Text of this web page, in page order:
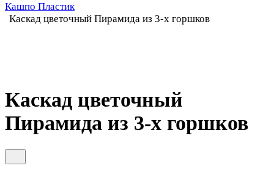
Кашпо Пластик
Каскад цветочный Пирамида из 3-х горшков
Каскад цветочный
Пирамида из 3-х горшков